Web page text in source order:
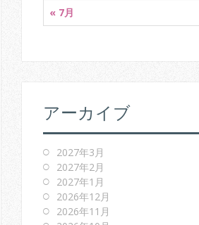
« 7月
アーカイブ
2027年3月
2027年2月
2027年1月
2026年12月
2026年11月